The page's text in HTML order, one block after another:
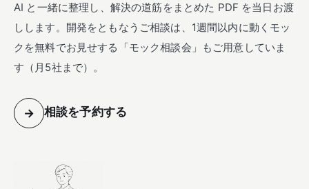
AI と一緒に整理し、解決の道筋をまとめた PDF を当日お渡
しします。開発をともなうご相談は、1週間以内に動くモッ
クを無料でお見せする「モック相談会」もご用意していま
す（月5社まで）。
→ 相談を予約する